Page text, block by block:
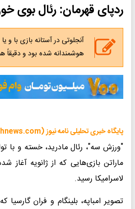
ردپای قهرمان: رئال بوی
آنجلوتی در آستانه بازی با و
هوشمندانه شده بود و دقیقاً
پایگاه خبری تحلیلی نامه نیوز (namehnews.com) :
"ورزش سه"، رئال مادرید، خسته و با
ماراتن بازی‌هایی که از ژانویه آغاز
لاسرامیکا رسید.
تصویر امباپه، بلینگام و فران